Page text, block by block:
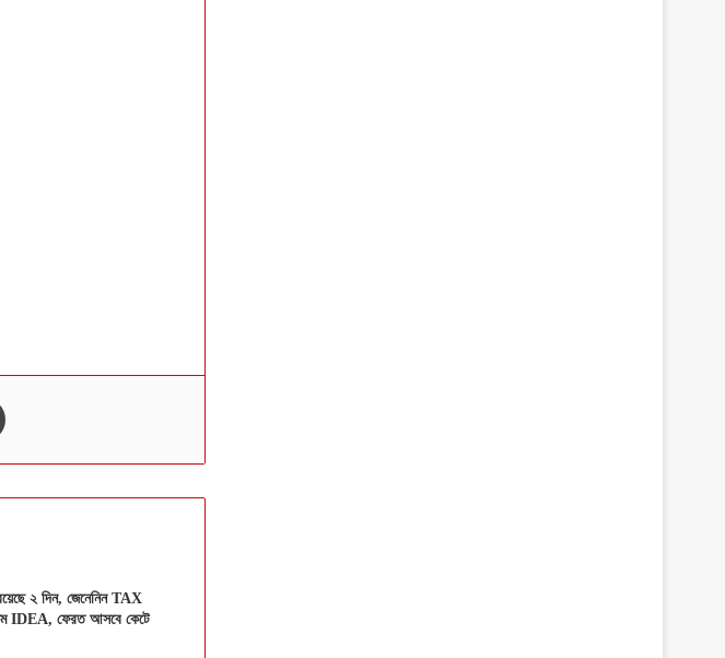
২ দিন, জেনেনিন TAX
IDEA, ফেরত আসবে কেটে